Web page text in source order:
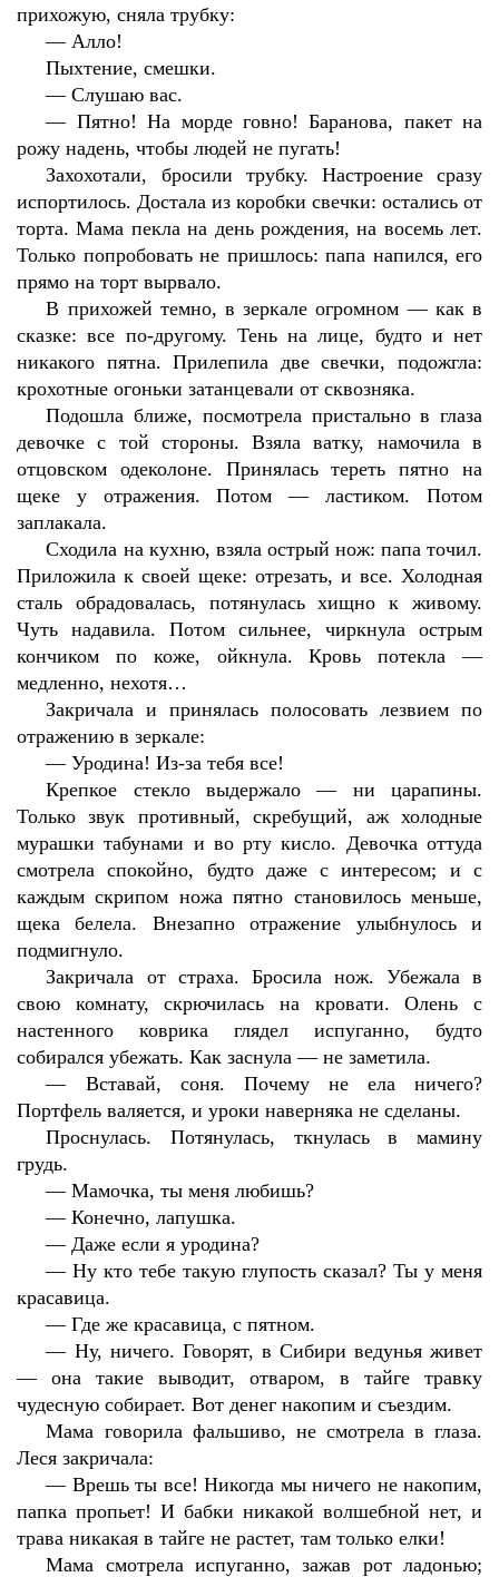
прихожую, сняла трубку:
—Алло!
Пыхтение, смешки.
—Слушаю вас.
— Пятно! На морде говно! Баранова, пакет на
рожу надень, чтобы людей не пугать!
Захохотали, бросили трубку. Настроение сразу
испортилось. Достала из коробки свечки: остались от
торта. Мама пекла на день рождения, на восемь лет.
Только попробовать не пришлось: папа напился, его
прямо на торт вырвало.
В прихожей темно, в зеркале огромном — как в
сказке: все по-другому. Тень на лице, будто и нет
никакого пятна. Прилепила две свечки, подожгла:
крохотные огоньки затанцевали от сквозняка.
Подошла ближе, посмотрела пристально в глаза
девочке с той стороны. Взяла ватку, намочила в
отцовском одеколоне. Принялась тереть пятно на
щеке у отражения. Потом — ластиком. Потом
заплакала.
Сходила на кухню, взяла острый нож: папа точил.
Приложила к своей щеке: отрезать, и все. Холодная
сталь обрадовалась, потянулась хищно к живому.
Чуть надавила. Потом сильнее, чиркнула острым
кончиком по коже, ойкнула. Кровь потекла —
медленно, нехотя…
Закричала и принялась полосовать лезвием по
отражению в зеркале:
—Уродина! Из-за тебя все!
Крепкое стекло выдержало — ни царапины.
Только звук противный, скребущий, аж холодные
мурашки табунами и во рту кисло. Девочка оттуда
смотрела спокойно, будто даже с интересом; и с
каждым скрипом ножа пятно становилось меньше,
щека белела. Внезапно отражение улыбнулось и
подмигнуло.
Закричала от страха. Бросила нож. Убежала в
свою комнату, скрючилась на кровати. Олень с
настенного коврика глядел испуганно, будто
собирался убежать. Как заснула — не заметила.
— Вставай, соня. Почему не ела ничего?
Портфель валяется, и уроки наверняка не сделаны.
Проснулась. Потянулась, ткнулась в мамину
грудь.
—Мамочка, ты меня любишь?
—Конечно, лапушка.
—Даже если я уродина?
—Ну кто тебе такую глупость сказал? Ты у меня
красавица.
—Где же красавица, с пятном.
— Ну, ничего. Говорят, в Сибири ведунья живет
— она такие выводит, отваром, в тайге травку
чудесную собирает. Вот денег накопим и съездим.
Мама говорила фальшиво, не смотрела в глаза.
Леся закричала:
— Врешь ты все! Никогда мы ничего не накопим,
папка пропьет! И бабки никакой волшебной нет, и
трава никакая в тайге не растет, там только елки!
Мама смотрела испуганно, зажав рот ладонью;